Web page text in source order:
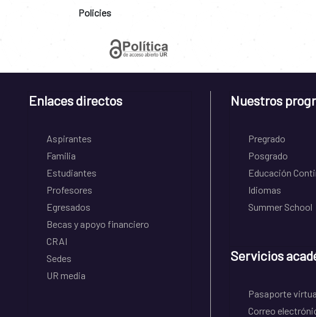
Policies
Enlaces directos
Aspirantes
Familia
Estudiantes
Profesores
Egresados
Becas y apoyo financiero
CRAI
Sedes
UR media
Nuestros
Pregrado
Posgrado
Educación
Idiomas
Summer School
Servicios
Pasaporte
Correo